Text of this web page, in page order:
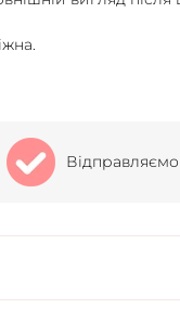
Відправляємо